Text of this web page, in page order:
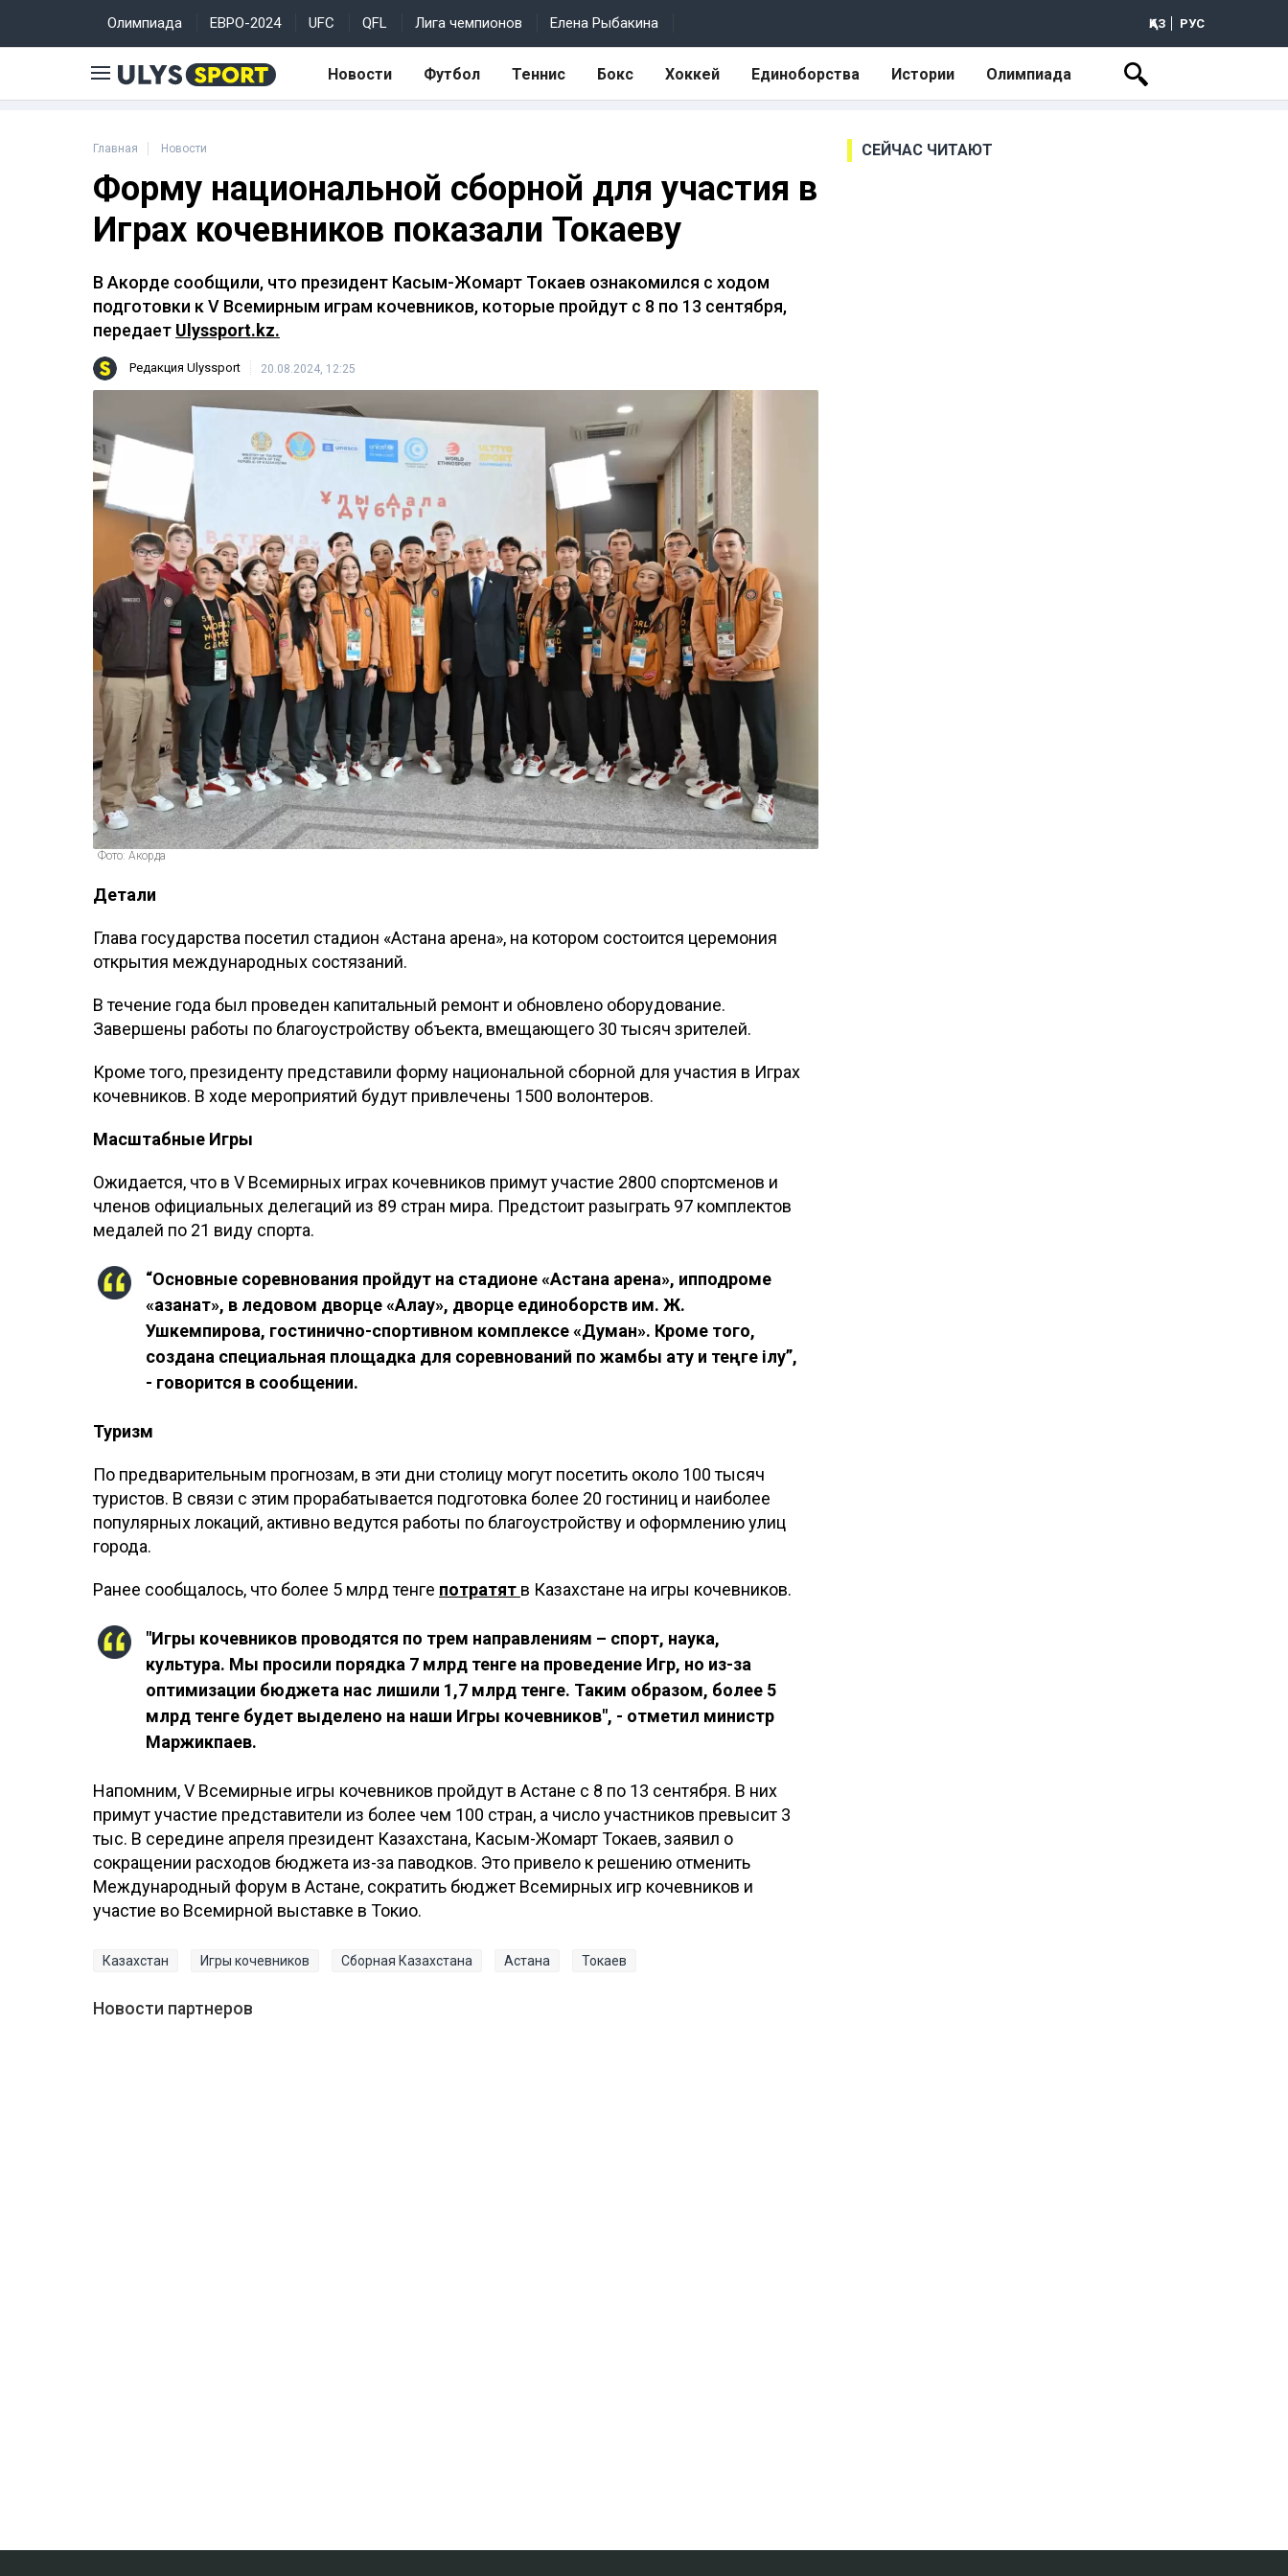
Олимпиада ЕВРО-2024 UFC QFL Лига чемпионов Елена Рыбакина ҚАЗ РУС
Новости Футбол Теннис Бокс Хоккей Единоборства Истории Олимпиада
Главная Новости
Форму национальной сборной для участия в
Играх кочевников показали Токаеву
В Акорде сообщили, что президент Касым-Жомарт Токаев ознакомился с ходом
подготовки к V Всемирным играм кочевников, которые пройдут с 8 по 13 сентября,
передает Ulyssport.kz.
Редакция Ulyssport 20.08.2024, 12:25
Фото: Акорда
Детали
Глава государства посетил стадион «Астана арена», на котором состоится церемония
открытия международных состязаний.
В течение года был проведен капитальный ремонт и обновлено оборудование.
Завершены работы по благоустройству объекта, вмещающего 30 тысяч зрителей.
Кроме того, президенту представили форму национальной сборной для участия в Играх
кочевников. В ходе мероприятий будут привлечены 1500 волонтеров.
Масштабные Игры
Ожидается, что в V Всемирных играх кочевников примут участие 2800 спортсменов и
членов официальных делегаций из 89 стран мира. Предстоит разыграть 97 комплектов
медалей по 21 виду спорта.
“Основные соревнования пройдут на стадионе «Астана арена», ипподроме
«Қазанат», в ледовом дворце «Алау», дворце единоборств им. Ж.
Ушкемпирова, гостинично-спортивном комплексе «Думан». Кроме того,
создана специальная площадка для соревнований по жамбы ату и теңге ілу”,
- говорится в сообщении.
Туризм
По предварительным прогнозам, в эти дни столицу могут посетить около 100 тысяч
туристов. В связи с этим прорабатывается подготовка более 20 гостиниц и наиболее
популярных локаций, активно ведутся работы по благоустройству и оформлению улиц
города.
Ранее сообщалось, что более 5 млрд тенге потратят в Казахстане на игры кочевников.
"Игры кочевников проводятся по трем направлениям – спорт, наука,
культура. Мы просили порядка 7 млрд тенге на проведение Игр, но из-за
оптимизации бюджета нас лишили 1,7 млрд тенге. Таким образом, более 5
млрд тенге будет выделено на наши Игры кочевников", - отметил министр
Маржикпаев.
Напомним, V Всемирные игры кочевников пройдут в Астане с 8 по 13 сентября. В них
примут участие представители из более чем 100 стран, а число участников превысит 3
тыс. В середине апреля президент Казахстана, Касым-Жомарт Токаев, заявил о
сокращении расходов бюджета из-за паводков. Это привело к решению отменить
Международный форум в Астане, сократить бюджет Всемирных игр кочевников и
участие во Всемирной выставке в Токио.
Казахстан Игры кочевников Сборная Казахстана Астана Токаев
Новости партнеров
СЕЙЧАС ЧИТАЮТ